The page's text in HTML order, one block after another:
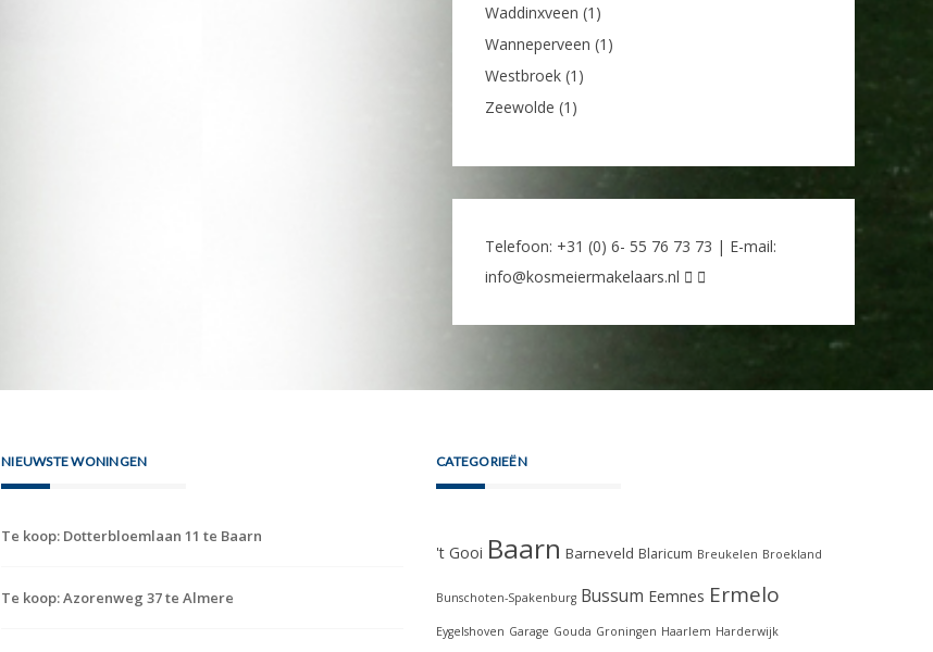
Waddinxveen (1)
Wanneperveen (1)
Westbroek (1)
Zeewolde (1)
Telefoon: +31 (0) 6- 55 76 73 73 | E-mail:
info@kosmeiermakelaars.nl
NIEUWSTE WONINGEN
Te koop: Dotterbloemlaan 11 te Baarn
Te koop: Azorenweg 37 te Almere
CATEGORIEËN
't Gooi Baarn Barneveld Blaricum Breukelen Broekland
Bunschoten-Spakenburg Bussum Eemnes Ermelo
Eygelshoven Garage Gouda Groningen Haarlem Harderwijk